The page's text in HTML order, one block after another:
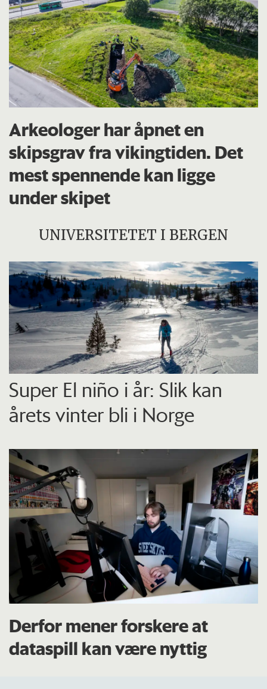
Arkeologer har åpnet en
skipsgrav fra vikingtiden. Det
mest spennende kan ligge
under skipet
UNIVERSITETET I BERGEN
Super El niño i år: Slik kan
årets vinter bli i Norge
Derfor mener forskere at
dataspill kan være nyttig